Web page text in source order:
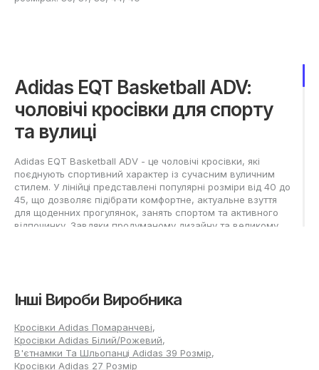
Adidas EQT Basketball ADV:
чоловічі кросівки для спорту
та вулиці
Adidas EQT Basketball ADV - це чоловічі кросівки, які
поєднують спортивний характер із сучасним вуличним
стилем. У лінійці представлені популярні розміри від 40 до
45, що дозволяє підібрати комфортне, актуальне взуття
для щоденних прогулянок, занять спортом та активного
відпочинку. Завдяки продуманому дизайну та великому
вибрати чоловічі кросівки
відповідного розміру?
Щоб правильно визначити потрібний розмір Adidas EQT
Basketball ADV, вимірюйте кожну ногу ближче до вечора,
Інші Вироби Виробника
Кросівки Adidas Помаранчеві,
Кросівки Adidas Білий/Рожевий,
В'єтнамки Та Шльопанці Adidas 39 Розмір,
Кросівки Adidas 27 Розмір